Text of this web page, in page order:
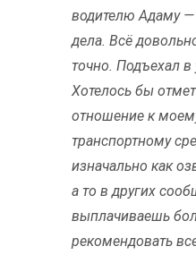
водителю Адаму —
дела. Всё
точно. Подъехал
Хотелось бы
отношение к
транспортному
изначально как
а то в других
выплачиваешь
рекомендовать